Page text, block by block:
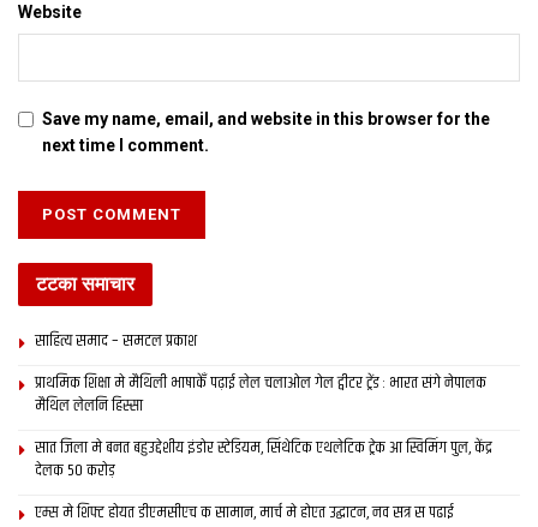
Website
Save my name, email, and website in this browser for the
next time I comment.
टटका समाचार
साहित्य समाद – समटल प्रकाश
प्राथमिक शि‍क्षा मे मैथि‍ली भाषाकेँ पढ़ाई लेल चलाओल गेल ट्वीटर ट्रेंड : भारत संगे नेपालक
मैथिल लेलनि हिस्सा
सात जिला मे बनत बहुउद्देशीय इंडोर स्‍टेडि‍यम, सिंथेटिक एथलेटिक ट्रेक आ स्विमिंग पुल, केंद्र
देलक 50 करोड़
एम्स मे शिफ्ट होयत डीएमसीएच क सामान, मार्च मे होएत उद्घाटन, नव सत्र स पढाई